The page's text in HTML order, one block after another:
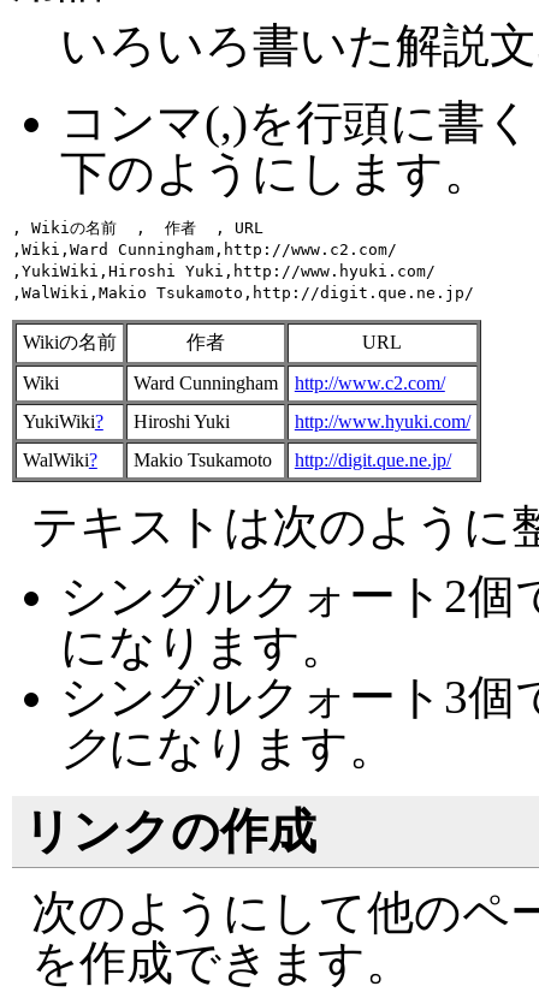
いろいろ書いた解説
コンマ(,)を行頭に書
下のようにします。
, Wikiの名前  ,  作者  , URL
,Wiki,Ward Cunningham,http://www.c2.com/
,YukiWiki,Hiroshi Yuki,http://www.hyuki.com/
Wikiの名前 作者
URL
Wiki
Ward Cunningham
http://www.c2.com/
YukiWiki? Hiroshi Yuki
http://www.hyuki.com/
WalWiki? Makio Tsukamoto http://digit.que.ne.jp/
テキストは次のように
シングルクォート2個
になります。
シングルクォート3個
クになります。
リンクの作成
次のようにして他のペ
を作成できます。